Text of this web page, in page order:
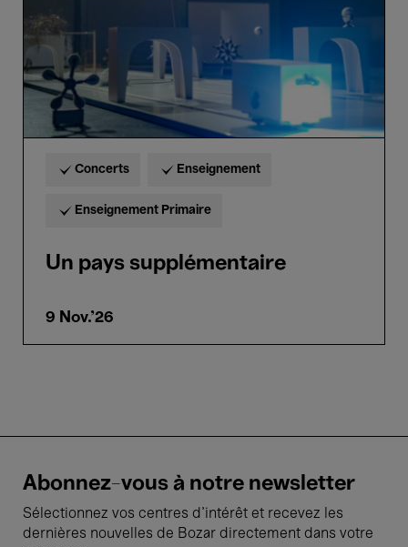
Concerts Enseignement
Enseignement Primaire
Un pays supplémentaire
9 Nov.'26
Abonnez-vous à notre newsletter
Sélectionnez vos centres d'intérêt et recevez les
dernières nouvelles de Bozar directement dans votre